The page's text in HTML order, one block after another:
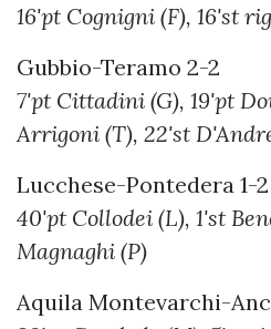
16'pt Cognigni (F), 16'st
Gubbio-Teramo 2-2
7'pt Cittadini (G), 19'pt
Arrigoni (T), 22'st
Lucchese-Pontedera 1-2
40'pt Collodei (L), 1'st
Magnaghi (P)
Aquila Montevarchi-